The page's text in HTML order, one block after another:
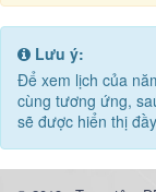
Lưu ý:
Để xem lịch của
cùng tương ứng,
sẽ được hiển thị